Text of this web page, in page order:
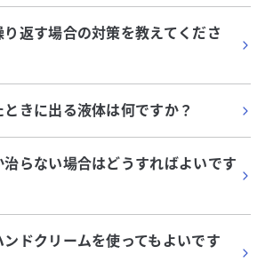
返す場合の対策を教えてくださ
きに出る液体は何ですか？
らない場合はどうすればよいです
ドクリームを使ってもよいです